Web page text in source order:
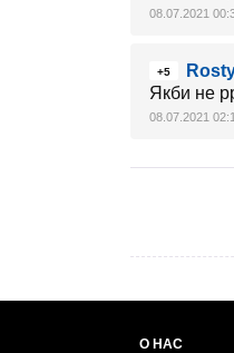
08.07.2021
+5
Якби не
08.07.2021
О НАС